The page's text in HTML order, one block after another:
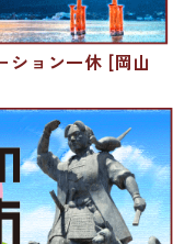
ション一休 [岡山